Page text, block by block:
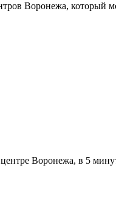
Воронежа,
Воронежа, в 5